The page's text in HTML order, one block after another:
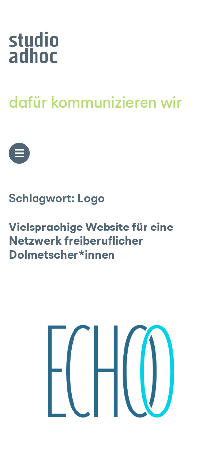
dafür kommunizieren wir
Schlagwort: Logo
Vielsprachige Website für eine
Netzwerk freiberuflicher
Dolmetscher*innen